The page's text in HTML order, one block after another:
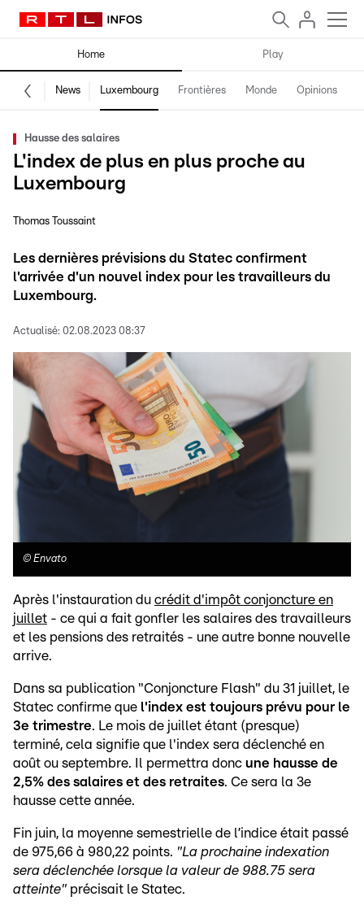
Home Play
News Luxembourg Frontières Monde Opinions
Hausse des salaires
L'index de plus en plus proche au
Luxembourg
Thomas Toussaint
Les dernières prévisions du Statec confirment
l'arrivée d'un nouvel index pour les travailleurs du
Luxembourg.
Actualisé: 02.08.2023 08:37
© Envato
Après l'instauration du crédit d'impôt conjoncture en
juillet - ce qui a fait gonfler les salaires des travailleurs
et les pensions des retraités - une autre bonne nouvelle
arrive.
Dans sa publication "Conjoncture Flash" du 31 juillet, le
Statec confirme que l'index est toujours prévu pour le
3e trimestre. Le mois de juillet étant (presque)
terminé, cela signifie que l'index sera déclenché en
août ou septembre. Il permettra donc une hausse de
2,5% des salaires et des retraites. Ce sera la 3e
hausse cette année.
Fin juin, la moyenne semestrielle de l’indice était passé
de 975,66 à 980,22 points. "La prochaine indexation
sera déclenchée lorsque la valeur de 988.75 sera
atteinte" précisait le Statec.